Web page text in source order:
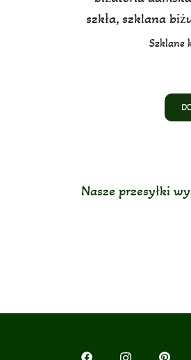
Szklane
Nasze przesyłki